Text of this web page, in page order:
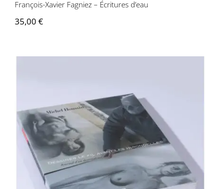
François-Xavier Fagniez – Écritures d’eau
35,00 €
Michel Houssin – Dessiner le fil avant les
hirondelles, journal d’un dessinateur